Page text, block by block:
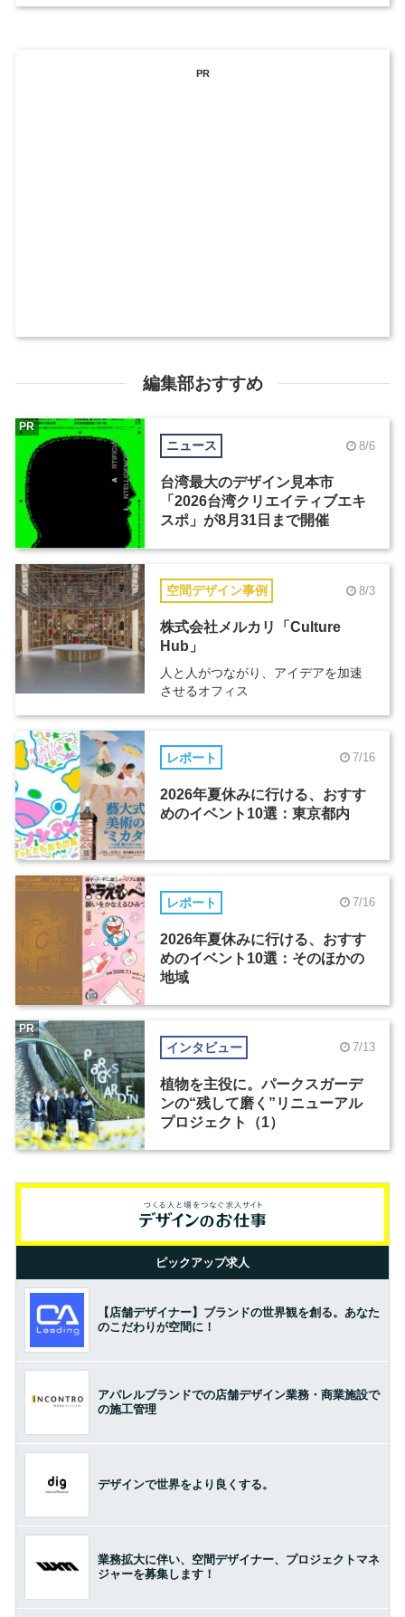
PR
編集部おすすめ
ニュース 8/6
台湾最大のデザイン見本市
「2026台湾クリエイティブエキ
スポ」が8月31日まで開催
PR
空間デザイン事例 8/3
株式会社メルカリ「Culture
Hub」
人と人がつながり、アイデアを加速
させるオフィス
レポート 7/16
2026年夏休みに行ける、おすす
めのイベント10選：東京都内
レポート 7/16
2026年夏休みに行ける、おすす
めのイベント10選：そのほかの
地域
インタビュー 7/13
植物を主役に。パークスガーデ
ンの“残して磨く”リニューアル
プロジェクト（1）
PR
ピックアップ求人
【店舗デザイナー】ブランドの世界観を創る。あなた
のこだわりが空間に！
アパレルブランドでの店舗デザイン業務・商業施設で
の施工管理
デザインで世界をより良くする。
業務拡大に伴い、空間デザイナー、プロジェクトマネ
ジャーを募集します！